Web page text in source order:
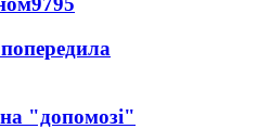
"допомозі"